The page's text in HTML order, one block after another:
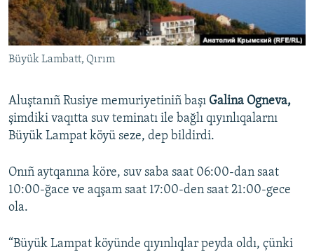
Русский
Українською
Büyük Lambatt, Qırım
Aluştanıñ Rusiye memuriyetiniñ başı Galina Ogneva,
şimdiki vaqıtta suv teminatı ile bağlı qıyınlıqalarnı
Büyük Lampat köyü seze, dep bildirdi.
Onıñ aytqanına köre, suv saba saat 06:00-dan saat
10:00-ğace ve aqşam saat 17:00-den saat 21:00-gece
ola.
“Büyük Lampat köyünde qıyınlıqlar peyda oldı, çünki